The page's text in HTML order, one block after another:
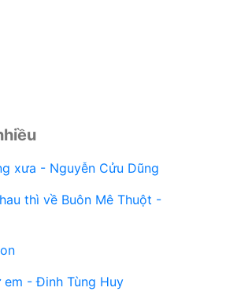
xưa - Nguyễn Cửu Dũng
thì về Buôn Mê Thuột -
em - Đinh Tùng Huy